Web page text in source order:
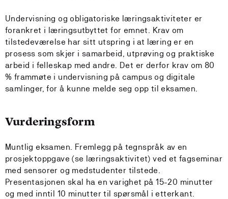
Undervisning og obligatoriske læringsaktiviteter er
forankret i læringsutbyttet for emnet. Krav om
tilstedeværelse har sitt utspring i at læring er en
prosess som skjer i samarbeid, utprøving og praktiske
arbeid i felleskap med andre. Det er derfor krav om 80
% frammøte i undervisning på campus og digitale
samlinger, for å kunne melde seg opp til eksamen.
Vurderingsform
Muntlig eksamen. Fremlegg på tegnspråk av en
prosjektoppgave (se læringsaktivitet) ved et fagseminar
med sensorer og medstudenter tilstede.
Presentasjonen skal ha en varighet på 15-20 minutter
og med inntil 10 minutter til spørsmål i etterkant.